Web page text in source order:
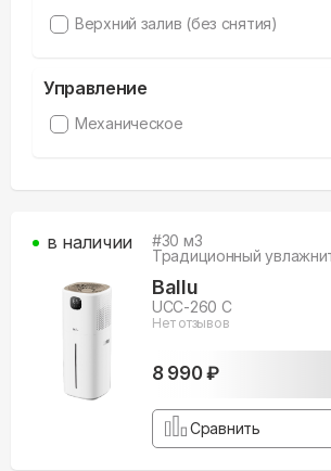
Верхний залив (без снятия)
Управление
Механическое
#30 м3
Традиционный
Ballu
UCC-260 C
Нет отзывов
8 990 ₽
в наличии
Сравнить